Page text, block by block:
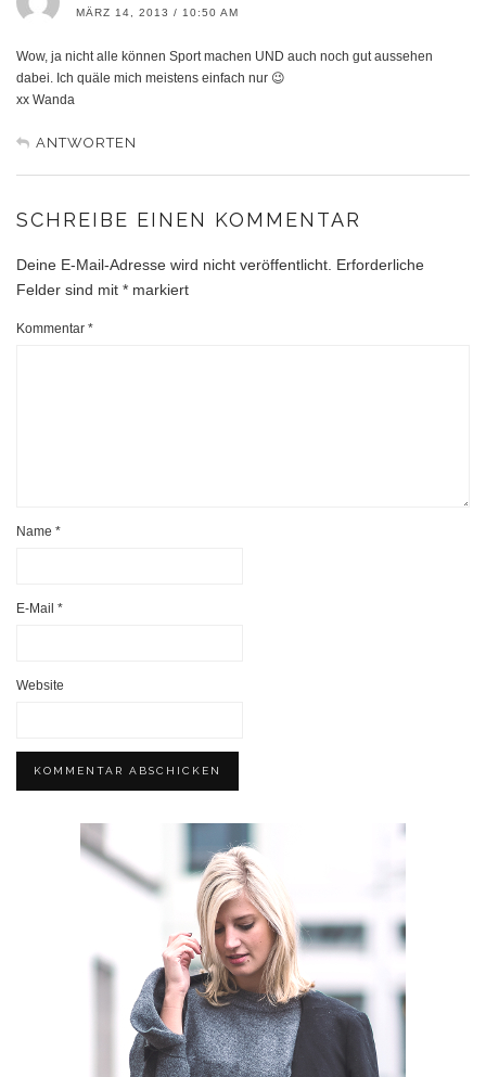
MÄRZ 14, 2013 / 10:50 AM
Wow, ja nicht alle können Sport machen UND auch noch gut aussehen
dabei. Ich quäle mich meistens einfach nur 😉
xx Wanda
ANTWORTEN
SCHREIBE EINEN KOMMENTAR
Deine E-Mail-Adresse wird nicht veröffentlicht. Erforderliche
Felder sind mit * markiert
Kommentar *
Name *
E-Mail *
Website